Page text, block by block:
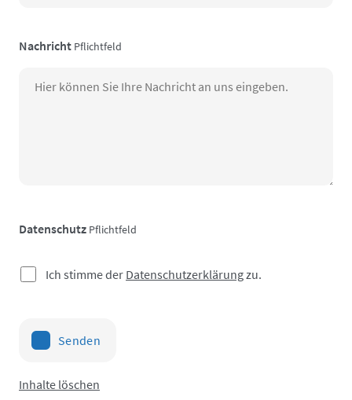
Nachricht Pflichtfeld
Datenschutz Pflichtfeld
Ich stimme der Datenschutzerklärungzu.
Senden
Inhalte löschen